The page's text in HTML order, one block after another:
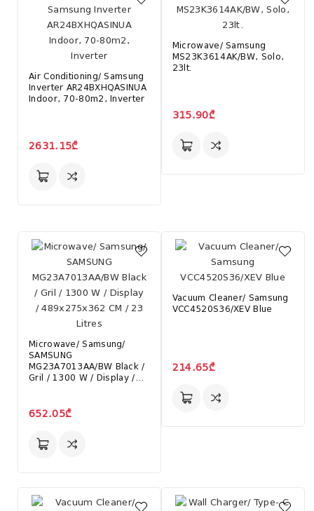
Air Conditioning/ Samsung
Inverter AR24BXHQASINUA
Indoor, 70-80m2, Inverter
2631.15₾
Microwave/ Samsung
MS23K3614AK/BW, Solo,
23lt.
315.90₾
Microwave/ Samsung/
SAMSUNG
MG23A7013AA/BW Black /
Gril / 1300 W / Display /
652.05₾
Vacuum Cleaner/ Samsung
VCC4520S36/XEV Blue
214.65₾